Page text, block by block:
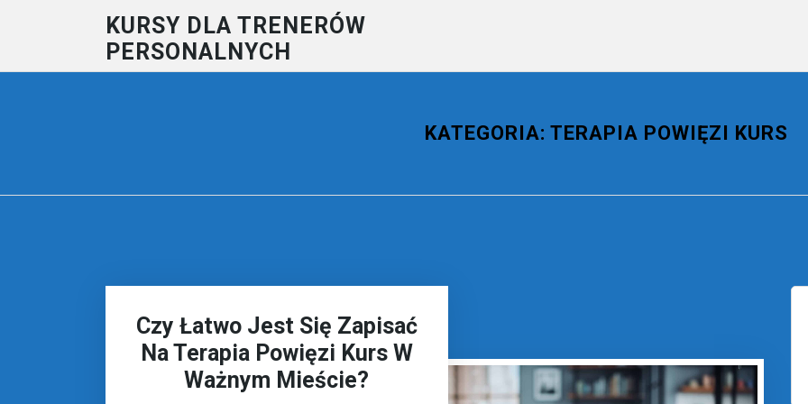
KURSY DLA TRENERÓW
PERSONALNYCH
KATEGORIA: TERAPIA POWIĘZI KURS
Czy Łatwo Jest Się Zapisać
Na Terapia Powięzi Kurs W
Ważnym Mieście?